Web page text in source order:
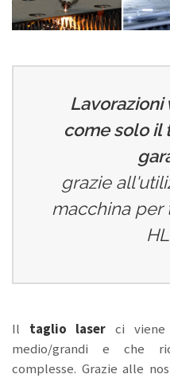
Lavorazioni
come solo il
grazie
macchina per
Il taglio laser ci viene
medio/grandi e che
complesse. Grazie alle